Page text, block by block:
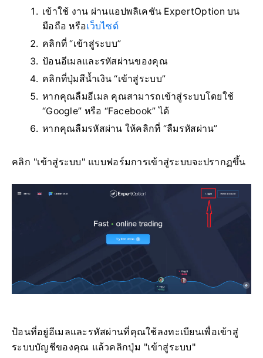
เข้าใช้ งาน ผ่านแอปพลิเคชัน ExpertOption บน
มือถือ หรือเว็บไซต์
คลิกที่ “เข้าสู่ระบบ”
ป้อนอีเมลและรหัสผ่านของคุณ
คลิกที่ปุ่มสีน้ำเงิน “เข้าสู่ระบบ”
หากคุณลืมอีเมล คุณสามารถเข้าสู่ระบบโดยใช้
“Google” หรือ “Facebook” ได้
หากคุณลืมรหัสผ่าน ให้คลิกที่ “ลืมรหัสผ่าน”
คลิก "เข้าสู่ระบบ" แบบฟอร์มการเข้าสู่ระบบจะปรากฏขึ้น
ป้อนที่อยู่อีเมลและรหัสผ่านที่คุณใช้ลงทะเบียนเพื่อเข้าสู่
ระบบบัญชีของคุณ แล้วคลิกปุ่ม "เข้าสู่ระบบ"